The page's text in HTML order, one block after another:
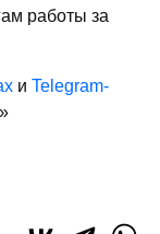
работы за
и Telegram-